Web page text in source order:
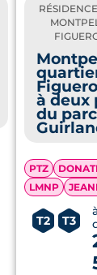
à deux
du
PTZ
LMNP
T2 T3